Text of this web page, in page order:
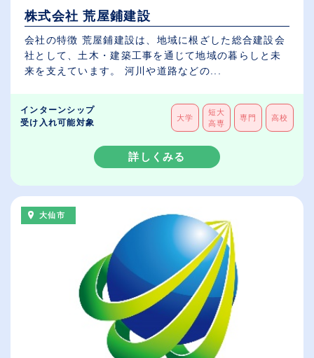
株式会社 荒屋鋪建設
会社の特徴 荒屋鋪建設は、地域に根ざした総合建設会
社として、土木・建築工事を通じて地域の暮らしと未
来を支えています。 河川や道路などの...
インターンシップ
受け入れ可能対象
大学
短大
高専
専門 高校
詳しくみる
大仙市